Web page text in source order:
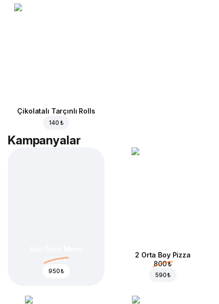
Çikolatalı Tarçınlı Rolls
140 ₺
Kampanyalar
1.340 ₺
950 ₺
2 Orta Boy Pizza
800 ₺
590 ₺